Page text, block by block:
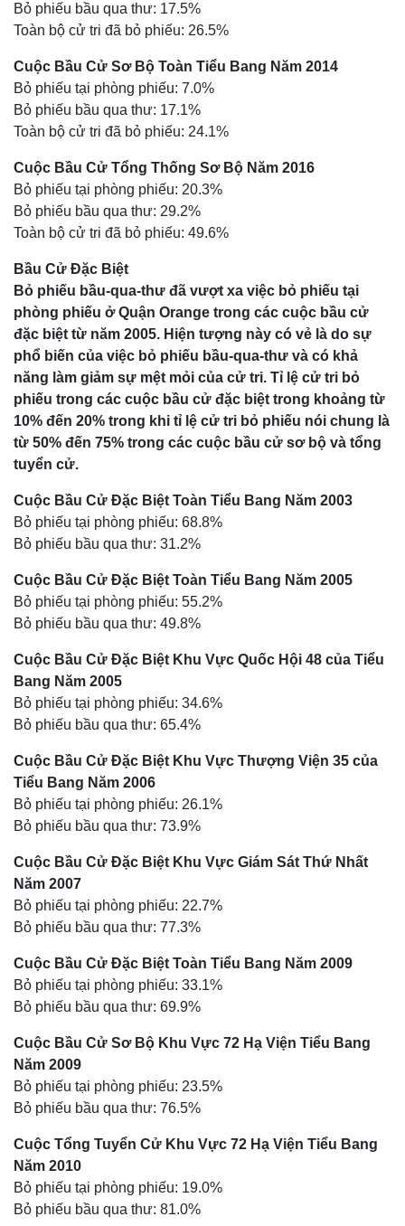
Bỏ phiếu bầu qua thư: 17.5%
Toàn bộ cử tri đã bỏ phiếu: 26.5%
Cuộc Bầu Cử Sơ Bộ Toàn Tiểu Bang Năm 2014
Bỏ phiếu tại phòng phiếu: 7.0%
Bỏ phiếu bầu qua thư: 17.1%
Toàn bộ cử tri đã bỏ phiếu: 24.1%
Cuộc Bầu Cử Tổng Thống Sơ Bộ Năm 2016
Bỏ phiếu tại phòng phiếu: 20.3%
Bỏ phiếu bầu qua thư: 29.2%
Toàn bộ cử tri đã bỏ phiếu: 49.6%
Bầu Cử Đặc Biệt
Bỏ phiếu bầu-qua-thư đã vượt xa việc bỏ phiếu tại
phòng phiếu ở Quận Orange trong các cuộc bầu cử
đặc biệt từ năm 2005. Hiện tượng này có vẻ là do sự
phổ biến của việc bỏ phiếu bầu-qua-thư và có khả
năng làm giảm sự mệt mỏi của cử tri. Tỉ lệ cử tri bỏ
phiếu trong các cuộc bầu cử đặc biệt trong khoảng từ
10% đến 20% trong khi tỉ lệ cử tri bỏ phiếu nói chung là
từ 50% đến 75% trong các cuộc bầu cử sơ bộ và tổng
tuyển cử.
Cuộc Bầu Cử Đặc Biệt Toàn Tiểu Bang Năm 2003
Bỏ phiếu tại phòng phiếu: 68.8%
Bỏ phiếu bầu qua thư: 31.2%
Cuộc Bầu Cử Đặc Biệt Toàn Tiểu Bang Năm 2005
Bỏ phiếu tại phòng phiếu: 55.2%
Bỏ phiếu bầu qua thư: 49.8%
Cuộc Bầu Cử Đặc Biệt Khu Vực Quốc Hội 48 của Tiểu
Bang Năm 2005
Bỏ phiếu tại phòng phiếu: 34.6%
Bỏ phiếu bầu qua thư: 65.4%
Cuộc Bầu Cử Đặc Biệt Khu Vực Thượng Viện 35 của
Tiểu Bang Năm 2006
Bỏ phiếu tại phòng phiếu: 26.1%
Bỏ phiếu bầu qua thư: 73.9%
Cuộc Bầu Cử Đặc Biệt Khu Vực Giám Sát Thứ Nhất
Năm 2007
Bỏ phiếu tại phòng phiếu: 22.7%
Bỏ phiếu bầu qua thư: 77.3%
Cuộc Bầu Cử Đặc Biệt Toàn Tiểu Bang Năm 2009
Bỏ phiếu tại phòng phiếu: 33.1%
Bỏ phiếu bầu qua thư: 69.9%
Cuộc Bầu Cử Sơ Bộ Khu Vực 72 Hạ Viện Tiểu Bang
Năm 2009
Bỏ phiếu tại phòng phiếu: 23.5%
Bỏ phiếu bầu qua thư: 76.5%
Cuộc Tổng Tuyển Cử Khu Vực 72 Hạ Viện Tiểu Bang
Năm 2010
Bỏ phiếu tại phòng phiếu: 19.0%
Bỏ phiếu bầu qua thư: 81.0%